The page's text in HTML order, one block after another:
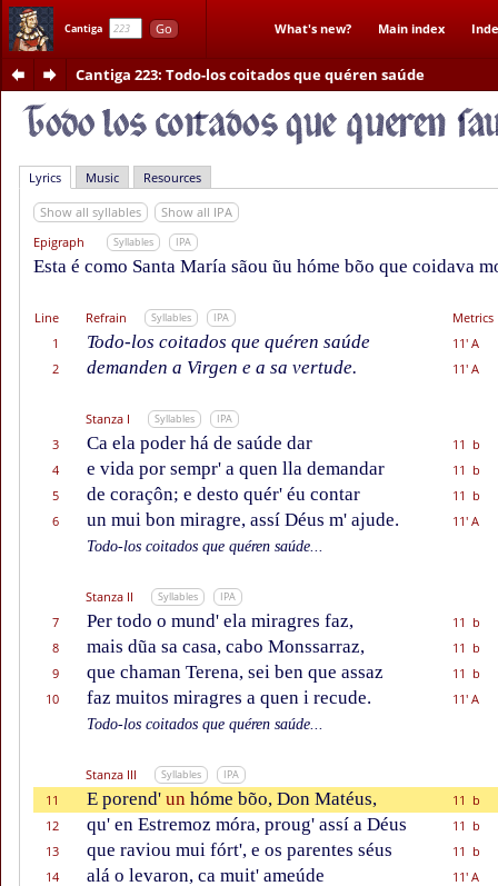
Cantiga Go What's new? Main index
Cantiga 223: Todo-los coitados que quéren saúde
Lyrics Music Resources
Show all syllables
Show all IPA
Epigraph
Syllables IPA
Esta é como Santa María sãou ũu hóme bõo que coidava
Line Refrain Syllables IPA
Metrics
1
Todo-los coitados que quéren saúde
11' A
2
demanden a Virgen e a sa vertude. 11' A
Stanza I Syllables IPA
3 Ca ela poder há de saúde dar
11 b
4
e vida por sempr' a quen lla demandar
11 b
5
de coraçôn; e desto quér' éu contar
11 b
6
un mui bon miragre, assí Déus m' ajude.
11' A
Todo-los coitados que quéren saúde...
Stanza II Syllables IPA
7 Per todo o mund' ela miragres faz,
11 b
8
mais dũa sa casa, cabo Monssarraz,
11 b
9
que chaman Terena, sei ben que assaz
11 b
10
faz muitos miragres a quen i recude.
11' A
Todo-los coitados que quéren saúde...
Stanza III Syllables IPA
11 E porend' un hóme bõo, Don Matéus,
11 b
12
qu' en Estremoz móra, proug' assí a Déus
11 b
13
que raviou mui fórt', e os parentes séus
11 b
14
alá o levaron, ca muit' ameúde 11' A